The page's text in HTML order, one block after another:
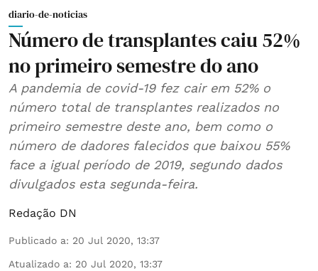
diario-de-noticias
Número de transplantes caiu 52%
no primeiro semestre do ano
A pandemia de covid-19 fez cair em 52% o
número total de transplantes realizados no
primeiro semestre deste ano, bem como o
número de dadores falecidos que baixou 55%
face a igual período de 2019, segundo dados
divulgados esta segunda-feira.
Redação DN
Publicado a: 20 Jul 2020, 13:37
Atualizado a: 20 Jul 2020, 13:37